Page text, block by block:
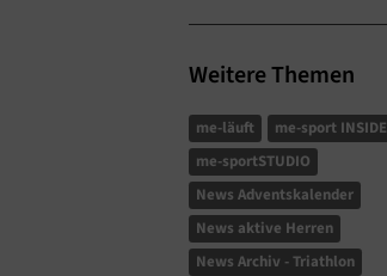
Weitere Themen
me-läuft
me-sport INSIDE
me-sportSTUDIO
News Adventskalender
News aktive Herren
News Archiv - Triathlon